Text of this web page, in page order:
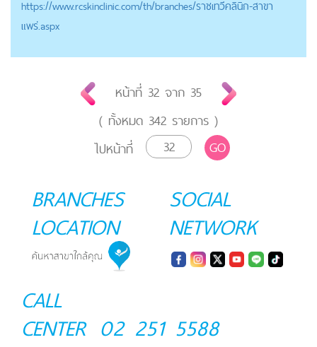
https://www.rcskinclinic.com/th/branches/ราชเทวีคลินิก-สาขา
แพร่.aspx
หน้าที่ 32 จาก 35
( ทั้งหมด 342 รายการ )
ไปหน้าที่
GO
BRANCHES
LOCATION
SOCIAL
NETWORK
CALL
CENTER 02 251 5588